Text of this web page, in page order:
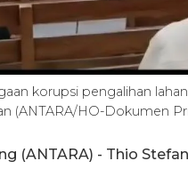
korupsi pengalihan
(ANTARA/HO-Dokumen
(ANTARA) - Thio